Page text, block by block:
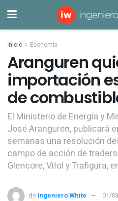
Inicio Economía
Aranguren
importación
de
El Ministerio de Energía y
José Aranguren, publicará
semanas una resolución
campo de acción de
Glencore, Vitol y Trafigura,
de Ingeniero White 01/